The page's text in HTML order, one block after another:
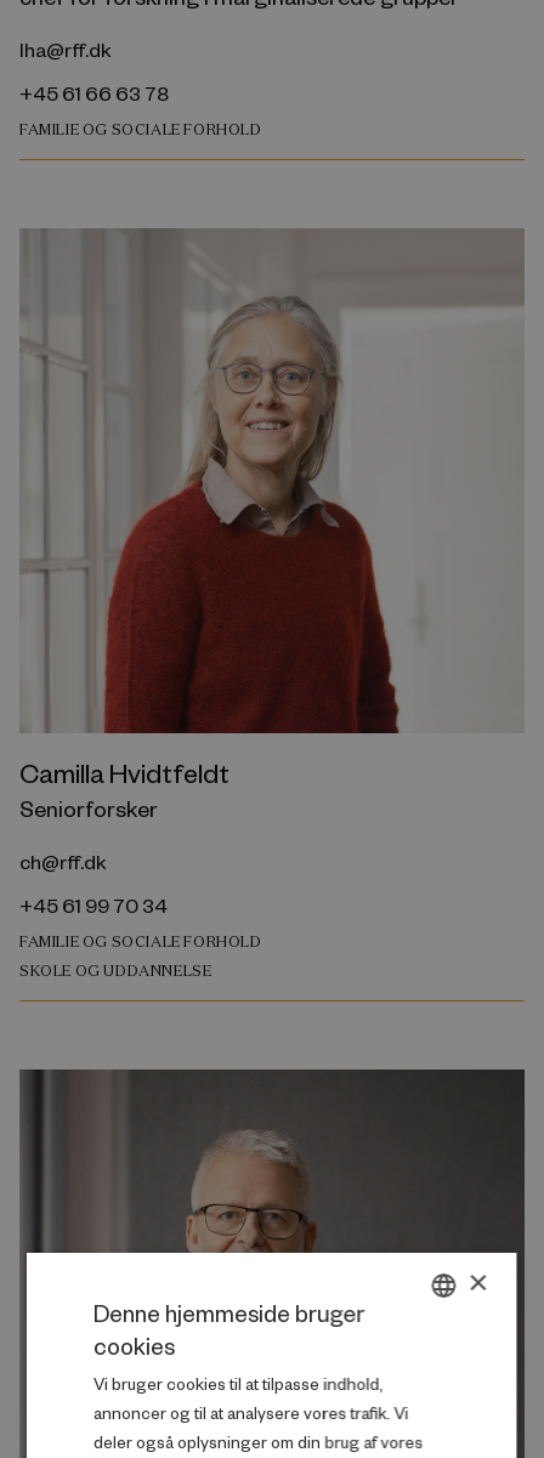
lha@rff.dk
+45 61 66 63 78
FAMILIE OG SOCIALE FORHOLD
Camilla Hvidtfeldt
Seniorforsker
ch@rff.dk
+45 61 99 70 34
FAMILIE OG SOCIALE FORHOLD
SKOLE OG UDDANNELSE
×
Denne hjemmeside bruger
cookies
Vi bruger cookies til at tilpasse indhold,
annoncer og til at analysere vores trafik. Vi
deler også oplysninger om din brug af vores